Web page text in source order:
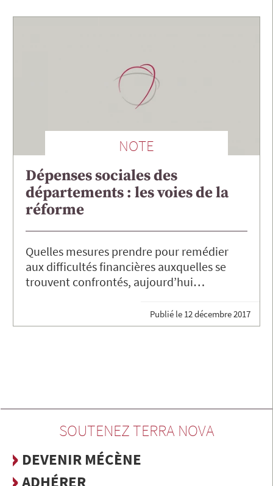
NOTE
Dépenses sociales des
départements : les voies de la
réforme
Quelles mesures prendre pour remédier
aux difficultés financières auxquelles se
trouvent confrontés, aujourd’hui…
Publié le 12 décembre 2017
SOUTENEZ TERRA NOVA
DEVENIR MÉCÈNE
ADHÉRER